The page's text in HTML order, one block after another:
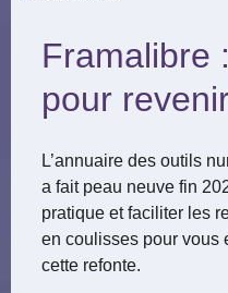
Framalibre
pour
L’annuaire des outils
a fait peau neuve fin
pratique et faciliter les
en coulisses pour vous
cette refonte.